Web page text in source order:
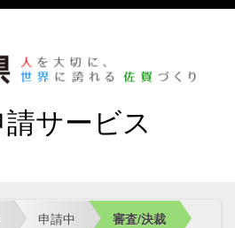
請サービス
申請中
審査/決裁